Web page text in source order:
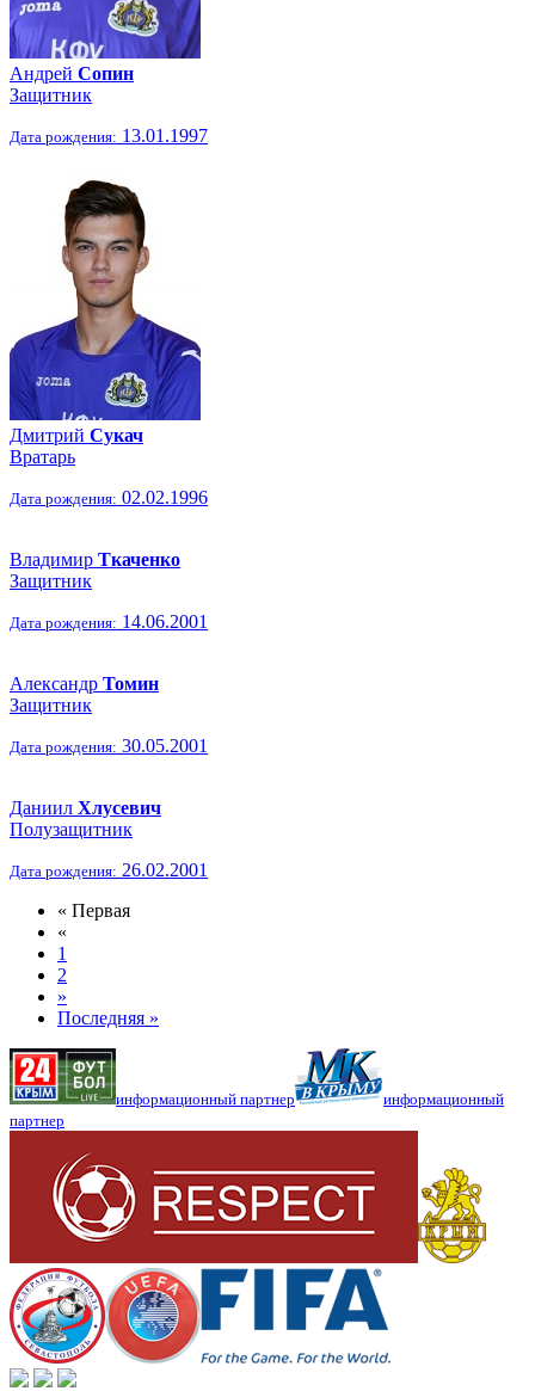
Андрей Сопин
Защитник
Дата рождения: 13.01.1997
Дмитрий Сукач
Вратарь
Дата рождения: 02.02.1996
Владимир Ткаченко
Защитник
Дата рождения: 14.06.2001
Александр Томин
Защитник
Дата рождения: 30.05.2001
Даниил Хлусевич
Полузащитник
Дата рождения: 26.02.2001
« Первая
«
1
2
»
Последняя »
информационный партнер
информационный
партнер